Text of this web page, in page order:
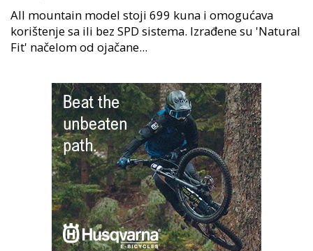
All mountain model stoji 699 kuna i omogućava
korištenje sa ili bez SPD sistema. Izrađene su 'Natural
Fit' načelom od ojačane...